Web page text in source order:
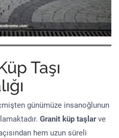
Taşı
günümüze insanoğlunun
Granit küp taşlarve
hem uzun süreli